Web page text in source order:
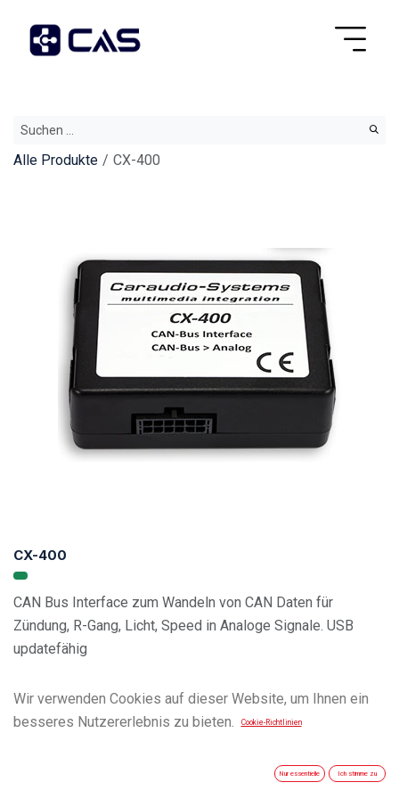
Alle Produkte CX-400
CX-400
CAN Bus Interface zum Wandeln von CAN Daten für
Zündung, R-Gang, Licht, Speed in Analoge Signale. USB
updatefähig
Vehicle Compatibility List
Wir verwenden Cookies auf dieser Website, um Ihnen ein
besseres Nutzererlebnis zu bieten.
Cookie-Richtlinien
Nur essentielle Ich stimme zu